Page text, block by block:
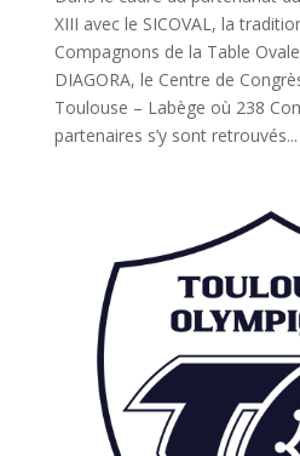
XIII avec le SICOVAL, la
Compagnons de la Table
DIAGORA, le Centre de
Toulouse – Labège où 238
partenaires s’y sont retrouvés...